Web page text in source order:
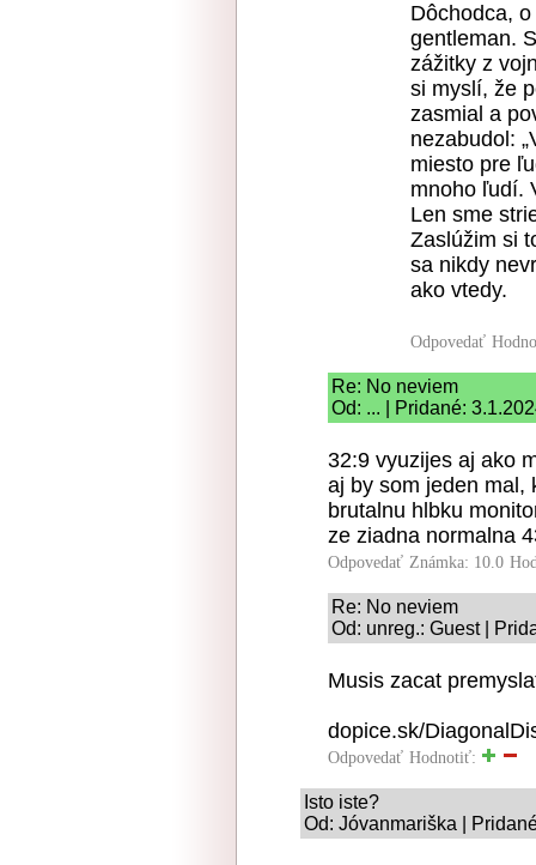
Dôchodca,
gentleman.
zážitky z
si myslí, že
zasmial a
nezabudol:
miesto pre
mnoho ľudí.
Len sme
Zaslúžim si
sa nikdy
ako vtedy.
Odpovedať
Re: No neviem
Od: ... | Pridané:
32:9 vyuzijes aj ako
aj by som jeden mal,
brutalnu hlbku
ze ziadna normalna
Odpovedať Známka: 10.0
Re: No neviem
Od: unreg.: Guest |
Musis zacat
dopice.sk/
Odpovedať Hodnotiť:
Isto iste?
Od: Jóvanmariška |